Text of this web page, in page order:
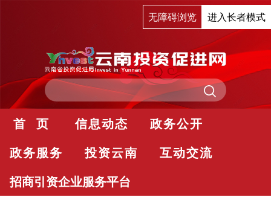
无障碍浏览 进入长者模式
首 页 信息动态
政务公开
政务服务
投资云南
互动交流
招商引资企业服务平台